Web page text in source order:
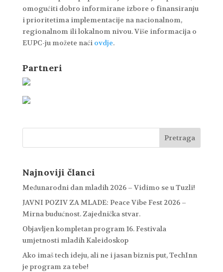
omogućiti dobro informirane izbore o finansiranju
i prioritetima implementacije na nacionalnom,
regionalnom ili lokalnom nivou. Više informacija o
EUPC-ju možete naći ovdje.
Partneri
Najnoviji članci
Međunarodni dan mladih 2026 – Vidimo se u Tuzli!
JAVNI POZIV ZA MLADE: Peace Vibe Fest 2026 –
Mirna budućnost. Zajednička stvar.
Objavljen kompletan program 16. Festivala
umjetnosti mladih Kaleidoskop
Ako imaš tech ideju, ali ne i jasan biznis put, TechInn
je program za tebe!